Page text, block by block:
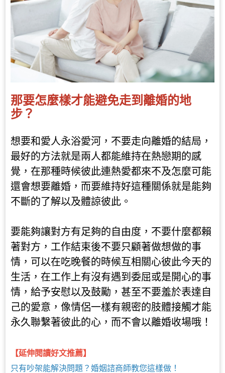
那要怎麼樣才能避免走到離婚的地
步？
想要和愛人永浴愛河，不要走向離婚的結局，
最好的方法就是兩人都能維持在熱戀期的感
覺，在那種時候彼此連熱愛都來不及怎麼可能
還會想要離婚，而要維持好這種關係就是能夠
不斷的了解以及體諒彼此。
要能夠讓對方有足夠的自由度，不要什麼都賴
著對方，工作結束後不要只顧著做想做的事
情，可以在吃晚餐的時候互相關心彼此今天的
生活，在工作上有沒有遇到委屈或是開心的事
情，給予安慰以及鼓勵，甚至不要羞於表達自
己的愛意，像情侶一樣有親密的肢體接觸才能
永久聯繫著彼此的心，而不會以離婚收場哦！
【延伸閱讀好文推薦】
只有吵架能解決問題？婚姻諮商師教您這樣做！